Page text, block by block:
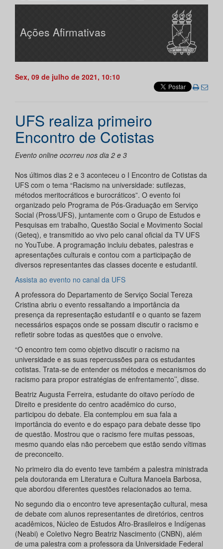
Ações Afirmativas
Sex, 09 de julho de 2021, 10:10
UFS realiza primeiro
Encontro de Cotistas
Evento online ocorreu nos dia 2 e 3
Nos últimos dias 2 e 3 aconteceu o I Encontro de Cotistas da
UFS com o tema “Racismo na universidade: sutilezas,
métodos meritocráticos e burocráticos”. O evento foi
organizado pelo Programa de Pós-Graduação em Serviço
Social (Pross/UFS), juntamente com o Grupo de Estudos e
Pesquisas em trabalho, Questão Social e Movimento Social
(Geteq), e transmitido ao vivo pelo canal oficial da TV UFS
no YouTube. A programação incluiu debates, palestras e
apresentações culturais e contou com a participação de
diversos representantes das classes docente e estudantil.
Assista ao evento no canal da UFS
A professora do Departamento de Serviço Social Tereza
Cristina abriu o evento ressaltando a importância da
presença da representação estudantil e o quanto se fazem
necessários espaços onde se possam discutir o racismo e
refletir sobre todas as questões que o envolve.
“O encontro tem como objetivo discutir o racismo na
universidade e as suas repercussões para os estudantes
cotistas. Trata-se de entender os métodos e mecanismos do
racismo para propor estratégias de enfrentamento’’, disse.
Beatriz Augusta Ferreira, estudante do oitavo período de
Direito e presidente do centro acadêmico do curso,
participou do debate. Ela contemplou em sua fala a
importância do evento e do espaço para debate desse tipo
de questão. Mostrou que o racismo fere muitas pessoas,
mesmo quando elas não percebem que estão sendo vítimas
de preconceito.
No primeiro dia do evento teve também a palestra ministrada
pela doutoranda em Literatura e Cultura Manoela Barbosa,
que abordou diferentes questões relacionados ao tema.
No segundo dia o encontro teve apresentação cultural, mesa
de debate com alunos representantes de diretórios, centros
acadêmicos, Núcleo de Estudos Afro-Brasileiros e Indígenas
(Neabi) e Coletivo Negro Beatriz Nascimento (CNBN), além
de uma palestra com a professora da Universidade Federal